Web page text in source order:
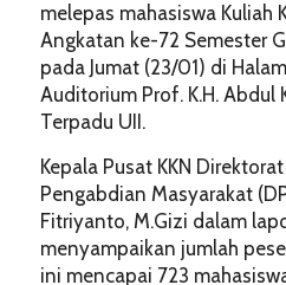
melepas mahasiswa Kuliah
Angkatan ke-72 Semester
pada Jumat (23/01) di
Auditorium Prof. K.H. Abdul
Terpadu UII.
Kepala Pusat KKN
Pengabdian Masyarakat
Fitriyanto, M.Gizi dalam
menyampaikan jumlah
ini mencapai 723